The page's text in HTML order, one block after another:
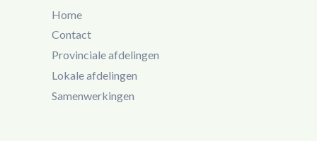
Home
Contact
Provinciale afdelingen
Lokale afdelingen
Samenwerkingen